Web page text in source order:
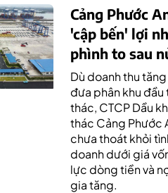
Cảng Phước
'cập bến' lợi
phình to sau
Dù doanh thu
đưa phân khu đầu
thác, CTCP Dầu
thác Cảng Phước
chưa thoát khỏi
doanh dưới giá
lực dòng tiền và
gia tăng.